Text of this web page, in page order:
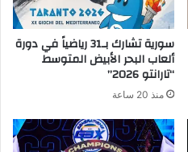
سورية تشارك بـ31 رياضياً في دورة
ألعاب البحر الأبيض المتوسط
“تارانتو 2026”
منذ 20 ساعة